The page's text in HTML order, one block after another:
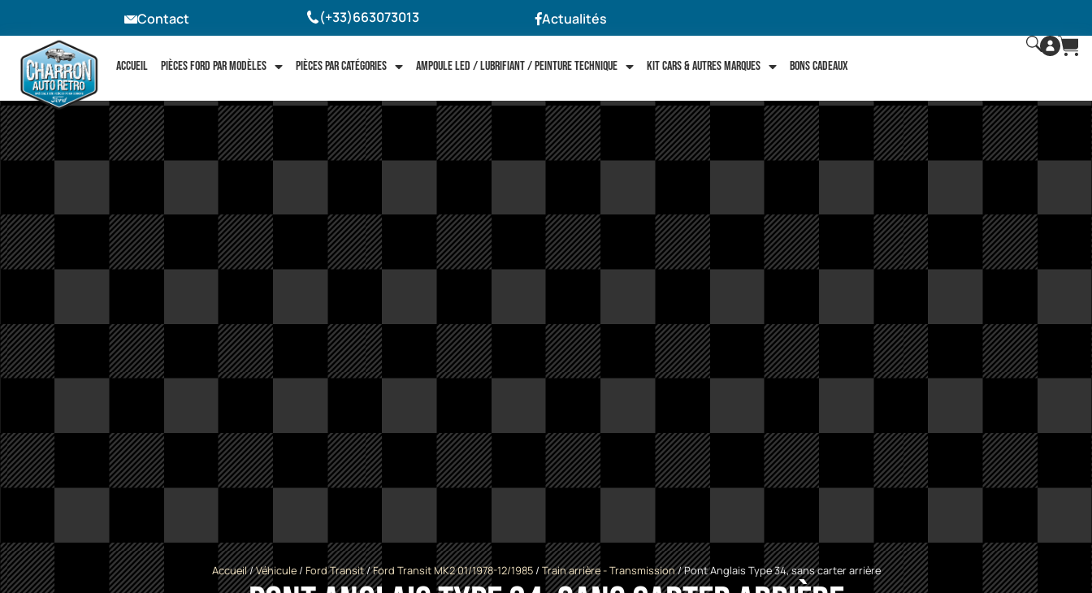
Contact (+33)663073013 Actualités
Accueil Pièces Ford par modèles Pièces par catégories Ampoule LED / Lubrifiant / Peinture technique Kit cars & autres marques Bons Cadeaux
Accueil/Véhicule/ Ford Transit/Ford Transit MK2 01/1978-12/1985/ Train arrière - Transmission/ Pont Anglais Type 34, sans carter arrière